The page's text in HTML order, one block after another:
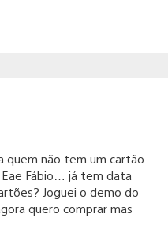
quem não tem um cartão
Fábio… já tem data
Joguei o demo do
quero comprar mas